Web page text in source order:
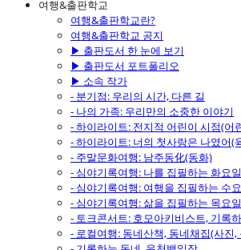
여행&출판학교
여행&출판학교란?
여행&출판학교 공지
▶ 출판도서 한 눈에 보기
▶ 출판도서 포트폴리오
▶ 소속 작가
- 분기점: 우리의 시간, 다른 길
- 나의 가족: 우리만의 소중한 이야기
- 하이라이트: 전지적 어린이 시점(어
- 하이라이트: 너의 첫사랑은 나였어(
- 주말문화여행: 남주동化(동화)
- 심야기록여행: 나를 집필하는 화요
- 심야기록여행: 여행을 집필하는 수
- 심야기록여행: 삶을 집필하는 목요
- 토크콘서트: 호모아키비스트, 기록
- 로컬여행: 동네산책, 동네채집(사진,